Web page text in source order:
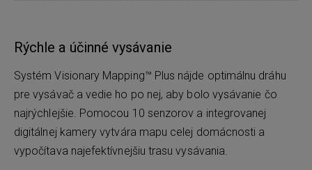
Rýchle a účinné vysávanie
Systém Visionary Mapping™ Plus nájde optimálnu dráhu
pre vysávač a vedie ho po nej, aby bolo vysávanie čo
najrýchlejšie. Pomocou 10 senzorov a integrovanej
digitálnej kamery vytvára mapu celej domácnosti a
vypočítava najefektívnejšiu trasu vysávania.